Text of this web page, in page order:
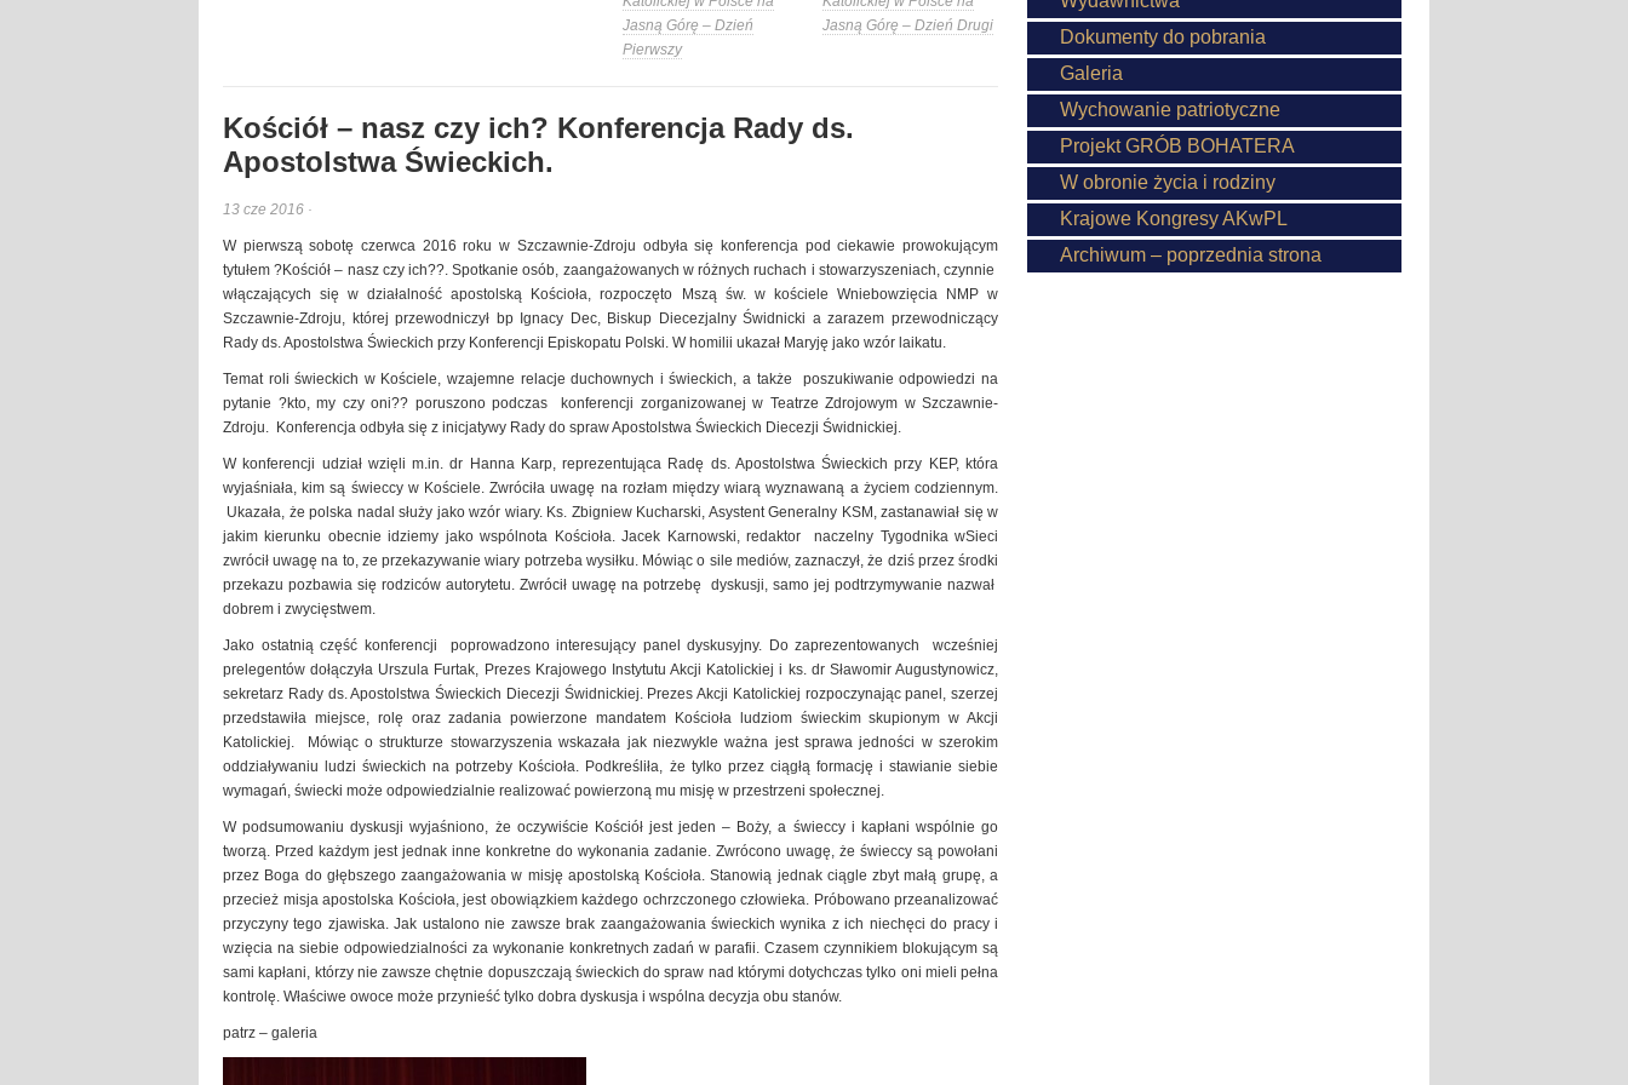
Jasną Górę – Dzień
Pierwszy
Jasną Górę – Dzień Drugi
Kościół – nasz czy ich? Konferencja Rady ds.
Apostolstwa Świeckich.
13 cze 2016 ·
W pierwszą sobotę czerwca 2016 roku w Szczawnie-Zdroju odbyła się konferencja pod ciekawie prowokującym
tytułem ?Kościół – nasz czy ich??. Spotkanie osób, zaangażowanych w różnych ruchach i stowarzyszeniach, czynnie
włączających się w działalność apostolską Kościoła, rozpoczęto Mszą św. w kościele Wniebowzięcia NMP w
Szczawnie-Zdroju, której przewodniczył bp Ignacy Dec, Biskup Diecezjalny Świdnicki a zarazem przewodniczący
Rady ds. Apostolstwa Świeckich przy Konferencji Episkopatu Polski. W homilii ukazał Maryję jako wzór laikatu.
Temat roli świeckich w Kościele, wzajemne relacje duchownych i świeckich, a także poszukiwanie odpowiedzi na
pytanie ?kto, my czy oni?? poruszono podczas konferencji zorganizowanej w Teatrze Zdrojowym w Szczawnie-
Zdroju. Konferencja odbyła się z inicjatywy Rady do spraw Apostolstwa Świeckich Diecezji Świdnickiej.
W konferencji udział wzięli m.in. dr Hanna Karp, reprezentująca Radę ds. Apostolstwa Świeckich przy KEP, która
wyjaśniała, kim są świeccy w Kościele. Zwróciła uwagę na rozłam między wiarą wyznawaną a życiem codziennym.
Ukazała, że polska nadal służy jako wzór wiary. Ks. Zbigniew Kucharski, Asystent Generalny KSM, zastanawiał się w
jakim kierunku obecnie idziemy jako wspólnota Kościoła. Jacek Karnowski, redaktor naczelny Tygodnika wSieci
zwrócił uwagę na to, ze przekazywanie wiary potrzeba wysiłku. Mówiąc o sile mediów, zaznaczył, że dziś przez środki
przekazu pozbawia się rodziców autorytetu. Zwrócił uwagę na potrzebę dyskusji, samo jej podtrzymywanie nazwał
dobrem i zwycięstwem.
Jako ostatnią część konferencji poprowadzono interesujący panel dyskusyjny. Do zaprezentowanych wcześniej
prelegentów dołączyła Urszula Furtak, Prezes Krajowego Instytutu Akcji Katolickiej i ks. dr Sławomir Augustynowicz,
sekretarz Rady ds. Apostolstwa Świeckich Diecezji Świdnickiej. Prezes Akcji Katolickiej rozpoczynając panel, szerzej
przedstawiła miejsce, rolę oraz zadania powierzone mandatem Kościoła ludziom świeckim skupionym w Akcji
Katolickiej. Mówiąc o strukturze stowarzyszenia wskazała jak niezwykle ważna jest sprawa jedności w szerokim
oddziaływaniu ludzi świeckich na potrzeby Kościoła. Podkreśliła, że tylko przez ciągłą formację i stawianie siebie
wymagań, świecki może odpowiedzialnie realizować powierzoną mu misję w przestrzeni społecznej.
W podsumowaniu dyskusji wyjaśniono, że oczywiście Kościół jest jeden – Boży, a świeccy i kapłani wspólnie go
tworzą. Przed każdym jest jednak inne konkretne do wykonania zadanie. Zwrócono uwagę, że świeccy są powołani
przez Boga do głębszego zaangażowania w misję apostolską Kościoła. Stanowią jednak ciągle zbyt małą grupę, a
przecież misja apostolska Kościoła, jest obowiązkiem każdego ochrzczonego człowieka. Próbowano przeanalizować
przyczyny tego zjawiska. Jak ustalono nie zawsze brak zaangażowania świeckich wynika z ich niechęci do pracy i
wzięcia na siebie odpowiedzialności za wykonanie konkretnych zadań w parafii. Czasem czynnikiem blokującym są
sami kapłani, którzy nie zawsze chętnie dopuszczają świeckich do spraw nad którymi dotychczas tylko oni mieli pełna
kontrolę. Właściwe owoce może przynieść tylko dobra dyskusja i wspólna decyzja obu stanów.
patrz – galeria
Dokumenty do pobrania
Galeria
Wychowanie patriotyczne
Projekt GRÓB BOHATERA
W obronie życia i rodziny
Krajowe Kongresy AKwPL
Archiwum – poprzednia strona